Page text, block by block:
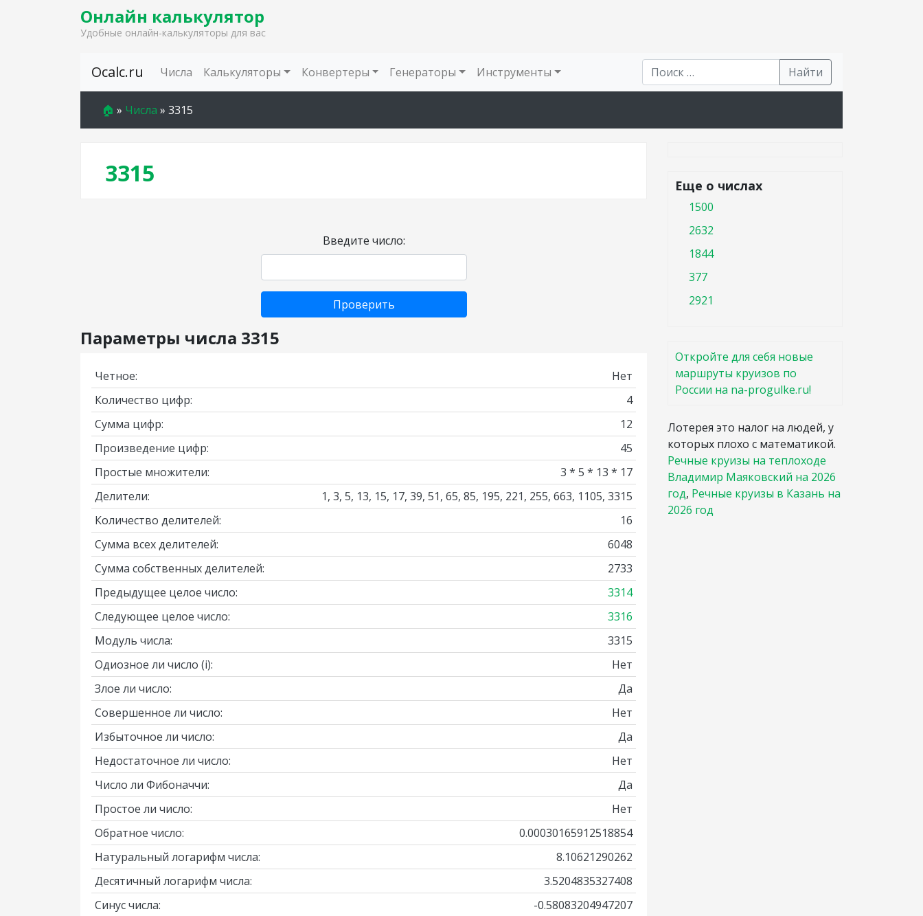
Онлайн калькулятор
Удобные онлайн-калькуляторы для вас
Ocalc.ru Числа Калькуляторы Конвертеры Генераторы Инструменты Найти
🏠 » Числа » 3315
3315
Введите число:
Проверить
Параметры числа 3315
Четное:
Нет
Количество цифр:
4
Сумма цифр:
12
Произведение цифр:
45
Простые множители:
3 * 5 * 13 * 17
Делители:
1, 3, 5, 13, 15, 17, 39, 51, 65, 85, 195, 221, 255, 663, 1105, 3315
Количество делителей:
16
Сумма всех делителей:
6048
Сумма собственных делителей:
2733
Предыдущее целое число:
3314
Следующее целое число:
3316
Модуль числа:
3315
Одиозное ли число (i):
Нет
Злое ли число:
Да
Совершенное ли число:
Нет
Избыточное ли число:
Да
Недостаточное ли число:
Нет
Число ли Фибоначчи:
Да
Простое ли число:
Нет
Обратное число:
0.00030165912518854
Натуральный логарифм числа:
8.10621290262
Десятичный логарифм числа:
3.5204835327408
Синус числа:
-0.58083204947207
Еще о числах
1500
2632
1844
377
2921
Откройте для себя новые
маршруты круизов по
России на na-progulke.ru!
Лотерея это налог на людей, у
которых плохо с математикой.
Речные круизы на теплоходе
Владимир Маяковский на 2026
год, Речные круизы в Казань на
2026 год